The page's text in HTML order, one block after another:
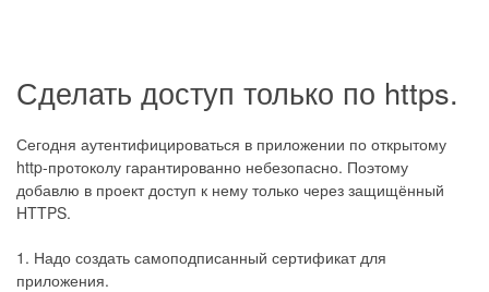
Сделать доступ только по https.
Сегодня аутентифицироваться в приложении по открытому
http-протоколу гарантированно небезопасно. Поэтому
добавлю в проект доступ к нему только через защищённый
HTTPS.
1. Надо создать самоподписанный сертификат для
приложения.